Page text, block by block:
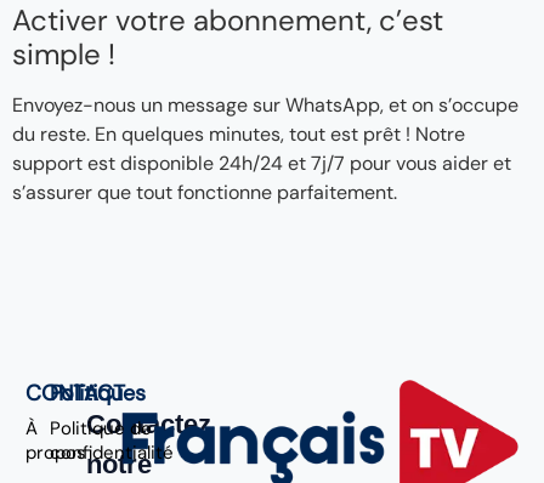
Activer votre abonnement, c’est
simple !
Envoyez-nous un message sur WhatsApp, et on s’occupe
du reste. En quelques minutes, tout est prêt ! Notre
support est disponible 24h/24 et 7j/7 pour vous aider et
s’assurer que tout fonctionne parfaitement.
CONTACT
À
propos
Politiques
Politique de
confidentialité
Contactez
notre